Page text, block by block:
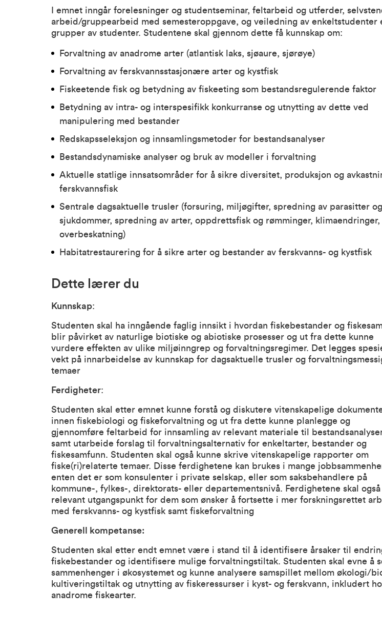
I emnet inngår forelesninger og studentseminar, feltarbeid og utferder,
arbeid/gruppearbeid med semesteroppgave, og veiledning av enkeltstudenter
grupper av studenter. Studentene skal gjennom dette få kunnskap om:
Forvaltning av anadrome arter (atlantisk laks, sjøaure, sjørøye)
Forvaltning av ferskvannsstasjonære arter og kystfisk
Fiskeetende fisk og betydning av fiskeeting som bestandsregulerende faktor
Betydning av intra- og interspesifikk konkurranse og utnytting av dette ved
manipulering med bestander
Redskapsseleksjon og innsamlingsmetoder for bestandsanalyser
Bestandsdynamiske analyser og bruk av modeller i forvaltning
Aktuelle statlige innsatsområder for å sikre diversitet, produksjon og
ferskvannsfisk
Sentrale dagsaktuelle trusler (forsuring, miljøgifter, spredning av parasitter og
sjukdommer, spredning av arter, oppdrettsfisk og rømminger, klimaendringer,
overbeskatning)
Habitatrestaurering for å sikre arter og bestander av ferskvanns- og kystfisk
Dette lærer du
Kunnskap:
Studenten skal ha inngående faglig innsikt i hvordan fiskebestander og
blir påvirket av naturlige biotiske og abiotiske prosesser og ut fra dette kunne
vurdere effekten av ulike miljøinngrep og forvaltningsregimer. Det legges
vekt på innarbeidelse av kunnskap for dagsaktuelle trusler og
temaer
Ferdigheter:
Studenten skal etter emnet kunne forstå og diskutere vitenskapelige
innen fiskebiologi og fiskeforvaltning og ut fra dette kunne planlegge og
gjennomføre feltarbeid for innsamling av relevant materiale til
samt utarbeide forslag til forvaltningsalternativ for enkeltarter, bestander og
fiskesamfunn. Studenten skal også kunne skrive vitenskapelige rapporter om
fiske(ri)relaterte temaer. Disse ferdighetene kan brukes i mange
enten det er som konsulenter i private selskap, eller som saksbehandlere på
kommune-, fylkes-, direktorats- eller departementsnivå. Ferdighetene skal
relevant utgangspunkt for dem som ønsker å fortsette i mer forskningsrettet
med ferskvanns- og kystfisk samt fiskeforvaltning
Generell kompetanse:
Studenten skal etter endt emnet være i stand til å identifisere årsaker til
fiskebestander og identifisere mulige forvaltningstiltak. Studenten skal evne å
sammenhenger i økosystemet og kunne analysere samspillet mellom økologi/
kultiveringstiltak og utnytting av fiskeressurser i kyst- og ferskvann, inkludert
anadrome fiskearter.